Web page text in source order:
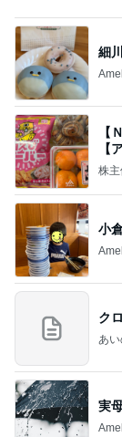
細
【
【
株
小
ク
あ
実